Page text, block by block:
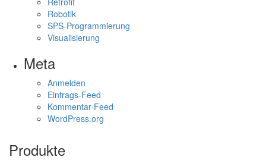
Robotik
SPS-Programmierung
Visualisierung
Meta
Anmelden
Eintrags-Feed
Kommentar-Feed
WordPress.org
Produkte